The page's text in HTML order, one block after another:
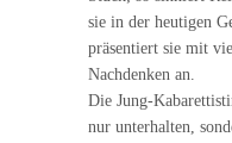
sie in der heutigen
präsentiert sie mit
Nachdenken an.
Die Jung-
nur unterhalten,